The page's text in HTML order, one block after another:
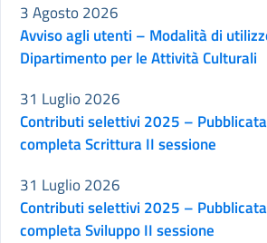
Avviso agli utenti – Modalità di
Dipartimento per le Attività Culturali
3 Agosto 2026
Contributi selettivi 2025 –
completa Scrittura II sessione
31 Luglio 2026
Contributi selettivi 2025 –
completa Sviluppo II sessione
31 Luglio 2026